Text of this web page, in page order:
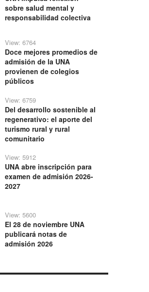
sobre salud mental y
responsabilidad colectiva
View: 6764
Doce mejores promedios de
admisión de la UNA
provienen de colegios
públicos
View: 6759
Del desarrollo sostenible al
regenerativo: el aporte del
turismo rural y rural
comunitario
View: 5912
UNA abre inscripción para
examen de admisión 2026-
2027
View: 5600
El 28 de noviembre UNA
publicará notas de
admisión 2026